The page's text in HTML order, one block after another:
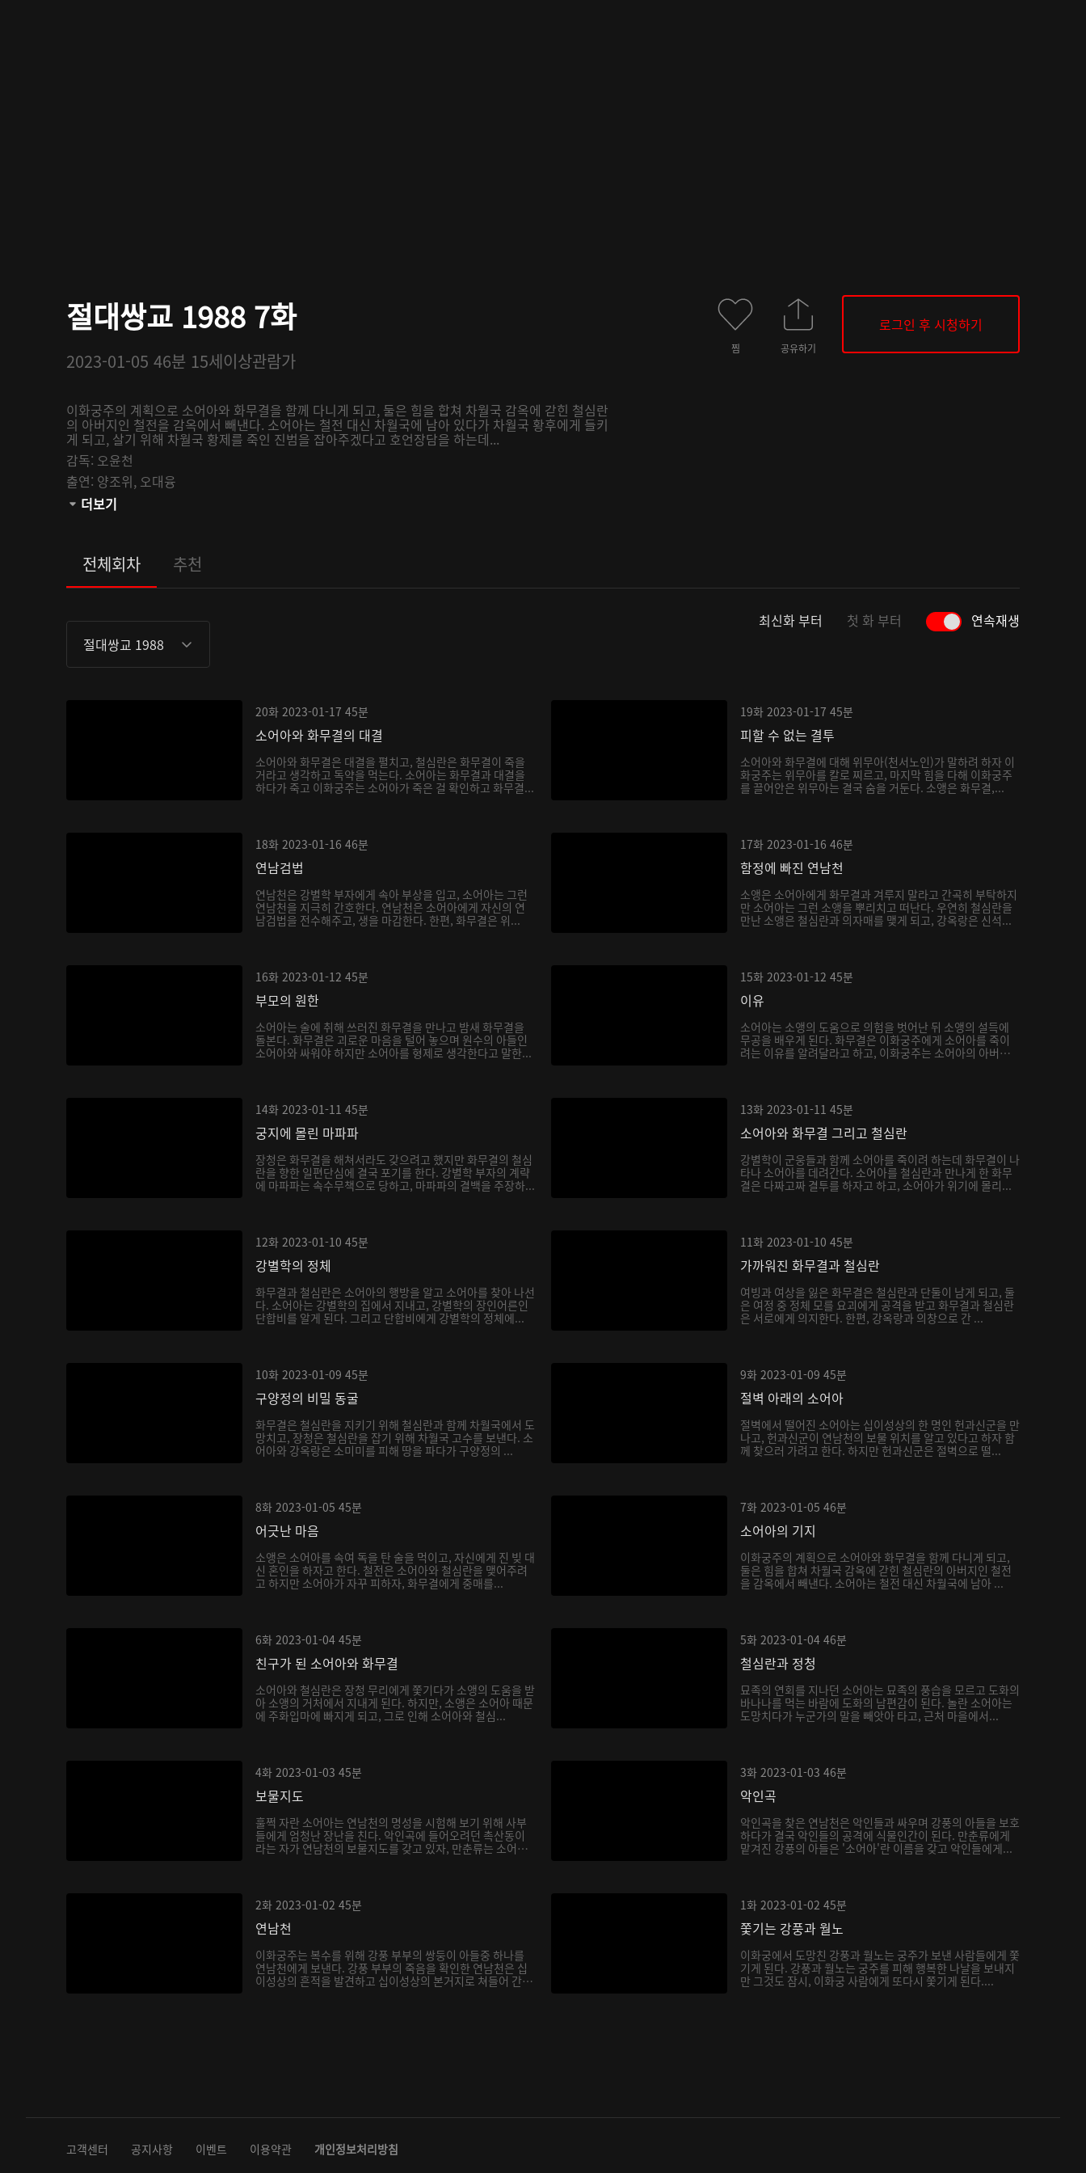
절대쌍교 1988 7화
2023-01-05 46분 15세이상관람가
이화궁주의 계획으로 소어아와 화무결을 함께 다니게 되고, 둘은 힘을 합쳐 차월국 감옥에 갇힌 철심란
의 아버지인 철전을 감옥에서 빼낸다. 소어아는 철전 대신 차월국에 남아 있다가 차월국 황후에게 들키
게 되고, 살기 위해 차월국 황제를 죽인 진범을 잡아주겠다고 호언장담을 하는데...
감독: 오윤천
출연: 양조위, 오대융
관람등급:
더보기
찜 공유하기
로그인 후 시청하기
전체회차 추천
절대쌍교 1988
최신화 부터 첫 화 부터 연속재생
20화 2023-01-17 45분
소어아와 화무결의 대결
소어아와 화무결은 대결을 펼치고, 철심란은 화무결이 죽을
거라고 생각하고 독약을 먹는다. 소어아는 화무결과 대결을
하다가 죽고 이화궁주는 소어아가 죽은 걸 확인하고 화무결...
19화 2023-01-17 45분
피할 수 없는 결투
소어아와 화무결에 대해 위무아(천서노인)가 말하려 하자 이
화궁주는 위무아를 칼로 찌르고, 마지막 힘을 다해 이화궁주
를 끌어안은 위무아는 결국 숨을 거둔다. 소앵은 화무결,...
18화 2023-01-16 46분
연남검법
연남천은 강별학 부자에게 속아 부상을 입고, 소어아는 그런
연남천을 지극히 간호한다. 연남천은 소어아에게 자신의 연
남검법을 전수해주고, 생을 마감한다. 한편, 화무결은 위...
17화 2023-01-16 46분
함정에 빠진 연남천
소앵은 소어아에게 화무결과 겨루지 말라고 간곡히 부탁하지
만 소어아는 그런 소앵을 뿌리치고 떠난다. 우연히 철심란을
만난 소앵은 철심란과 의자매를 맺게 되고, 강옥랑은 신석...
16화 2023-01-12 45분
부모의 원한
소어아는 술에 취해 쓰러진 화무결을 만나고 밤새 화무결을
돌본다. 화무결은 괴로운 마음을 털어 놓으며 원수의 아들인
소어아와 싸워야 하지만 소어아를 형제로 생각한다고 말한...
15화 2023-01-12 45분
이유
소어아는 소앵의 도움으로 의험을 벗어난 뒤 소앵의 설득에
무공을 배우게 된다. 화무결은 이화궁주에게 소어아를 죽이
려는 이유를 알려달라고 하고, 이화궁주는 소어아의 아버지
14화 2023-01-11 45분
궁지에 몰린 마파파
장청은 화무결을 해쳐서라도 갖으려고 했지만 화무결의 철심
란을 향한 일편단심에 결국 포기를 한다. 강별학 부자의 계략
에 마파파는 속수무책으로 당하고, 마파파의 결백을 주장하...
13화 2023-01-11 45분
소어아와 화무결 그리고 철심란
강별학이 군웅들과 함께 소어아를 죽이려 하는데 화무결이 나
타나 소어아를 데려간다. 소어아를 철심란과 만나게 한 화무
결은 다짜고짜 결투를 하자고 하고, 소어아가 위기에 몰리...
12화 2023-01-10 45분
강별학의 정체
화무결과 철심란은 소어아의 행방을 알고 소어아를 찾아 나선
다. 소어아는 강별학의 집에서 지내고, 강별학의 장인어른인
단합비를 알게 된다. 그리고 단합비에게 강별학의 정체에...
11화 2023-01-10 45분
가까워진 화무결과 철심란
여빙과 여상을 잃은 화무결은 철심란과 단둘이 남게 되고, 둘
은 여정 중 정체 모를 요괴에게 공격을 받고 화무결과 철심란
은 서로에게 의지한다. 한편, 강옥랑과 의창으로 간 ...
10화 2023-01-09 45분
구양정의 비밀 동굴
화무결은 철심란을 지키기 위해 철심란과 함께 차월국에서 도
망치고, 장청은 철심란을 잡기 위해 차월국 고수를 보낸다. 소
어아와 강옥랑은 소미미를 피해 땅을 파다가 구양정의 ...
9화 2023-01-09 45분
절벽 아래의 소어아
절벽에서 떨어진 소어아는 십이성상의 한 명인 헌과신군을 만
나고, 헌과신군이 연남천의 보물 위치를 알고 있다고 하자 함
께 찾으러 가려고 한다. 하지만 헌과신군은 절벽으로 떨...
8화 2023-01-05 45분
어긋난 마음
소앵은 소어아를 속여 독을 탄 술을 먹이고, 자신에게 진 빚 대
신 혼인을 하자고 한다. 철전은 소어아와 철심란을 맺어주려
고 하지만 소어아가 자꾸 피하자, 화무결에게 중매를...
7화 2023-01-05 46분
소어아의 기지
이화궁주의 계획으로 소어아와 화무결을 함께 다니게 되고,
둘은 힘을 합쳐 차월국 감옥에 갇힌 철심란의 아버지인 철전
을 감옥에서 빼낸다. 소어아는 철전 대신 차월국에 남아 ...
6화 2023-01-04 45분
친구가 된 소어아와 화무결
소어아와 철심란은 장청 무리에게 쫓기다가 소앵의 도움을 받
아 소앵의 거처에서 지내게 된다. 하지만, 소앵은 소어아 때문
에 주화입마에 빠지게 되고, 그로 인해 소어아와 철심...
5화 2023-01-04 46분
철심란과 정청
묘족의 연회를 지나던 소어아는 묘족의 풍습을 모르고 도화의
바나나를 먹는 바람에 도화의 남편감이 된다. 놀란 소어아는
도망치다가 누군가의 말을 빼앗아 타고, 근처 마을에서...
4화 2023-01-03 45분
보물지도
훌쩍 자란 소어아는 연남천의 명성을 시험해 보기 위해 사부
들에게 엄청난 장난을 친다. 악인곡에 들어오려던 촉산동이
라는 자가 연남천의 보물지도를 갖고 있자, 만춘류는 소어
3화 2023-01-03 46분
악인곡
악인곡을 찾은 연남천은 악인들과 싸우며 강풍의 아들을 보호
하다가 결국 악인들의 공격에 식물인간이 된다. 만춘류에게
맡겨진 강풍의 아들은 '소어아'란 이름을 갖고 악인들에게...
2화 2023-01-02 45분
연남천
이화궁주는 복수를 위해 강풍 부부의 쌍둥이 아들중 하나를
연남천에게 보낸다. 강풍 부부의 죽음을 확인한 연남천은 십
이성상의 흔적을 발견하고 십이성상의 본거지로 쳐들어 간
1화 2023-01-02 45분
쫓기는 강풍과 월노
이화궁에서 도망친 강풍과 월노는 궁주가 보낸 사람들에게 쫓
기게 된다. 강풍과 월노는 궁주를 피해 행복한 나날을 보내지
만 그것도 잠시, 이화궁 사람에게 또다시 쫓기게 된다....
고객센터 공지사항 이벤트 이용약관 개인정보처리방침